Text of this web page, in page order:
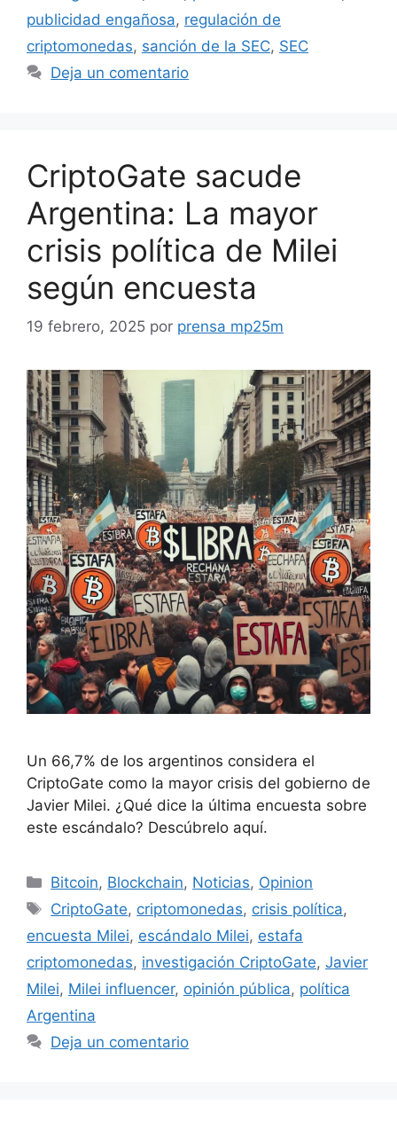
publicidad engañosa, regulación de
criptomonedas, sanción de la SEC, SEC
Deja un comentario
CriptoGate sacude
Argentina: La mayor
crisis política de Milei
según encuesta
19 febrero, 2025 por prensa mp25m
Un 66,7% de los argentinos considera el
CriptoGate como la mayor crisis del gobierno de
Javier Milei. ¿Qué dice la última encuesta sobre
este escándalo? Descúbrelo aquí.
Bitcoin, Blockchain, Noticias, Opinion
CriptoGate, criptomonedas, crisis política,
encuesta Milei, escándalo Milei, estafa
criptomonedas, investigación CriptoGate, Javier
Milei, Milei influencer, opinión pública, política
Argentina
Deja un comentario